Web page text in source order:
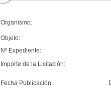
Organismo:
Objeto:
Nº Expediente:
Importe de la Licitación:
Fecha Publicación: